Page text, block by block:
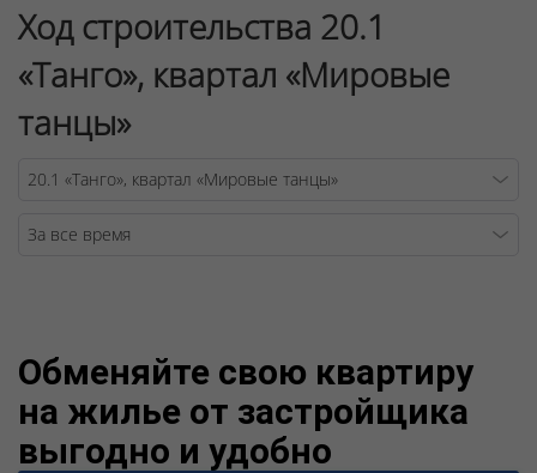
Ход строительства 20.1
«Танго», квартал «Мировые
танцы»
Обменяйте свою квартиру
на жилье от застройщика
выгодно и удобно